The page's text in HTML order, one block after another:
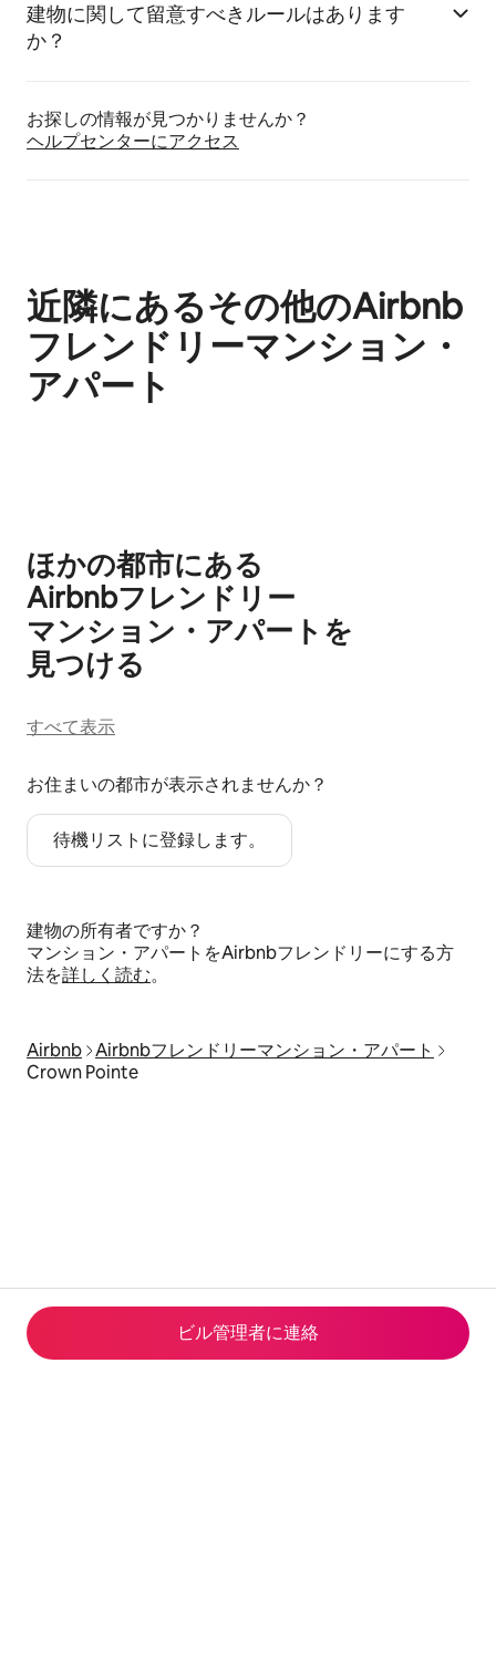
ビル管理者に連⁠絡
建物に関して留意すべきルールはあります
か？
お探しの情報が見つかりませんか？
ヘルプセンターにア⁠ク⁠セ⁠ス
近隣にあるその他のAirbnb
フレンドリーマンション・
アパート
ほかの都市にある
Airbnb⁠フ⁠レ⁠ン⁠ド⁠リ⁠ー
マ⁠ン⁠シ⁠ョ⁠ン⁠・ア⁠パ⁠ー⁠ト⁠を
見⁠つ⁠け⁠る
すべて表示
お住まいの都市が表示されませんか？
待機リストに登録します。
建物の所有者ですか？
マンション・アパートをAirbnbフレンドリーにする方
法を詳しく読む。
Airbnb Airbnbフレンドリーマンション・アパート
Crown Pointe